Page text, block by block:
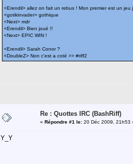
<Erendil> allez on fait un rebus ! Mon premier est un
<gotikinvader> gothique
<Next> mdr
<Erendil> Bien joué !!
<Next> EPIC WIN !
<Erendil> Sarah Conor ?
<DoubleZ> Non c'est a coté >> #riff2
Re : Quottes IRC (BashRiff)
« Répondre #1 le: 20 Déc 2009, 21h53
Y_Y